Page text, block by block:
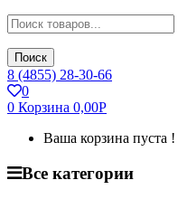
Поиск
8 (4855) 28-30-66
0
0 Корзина 0,00Р
Ваша корзина пуста !
Все категории